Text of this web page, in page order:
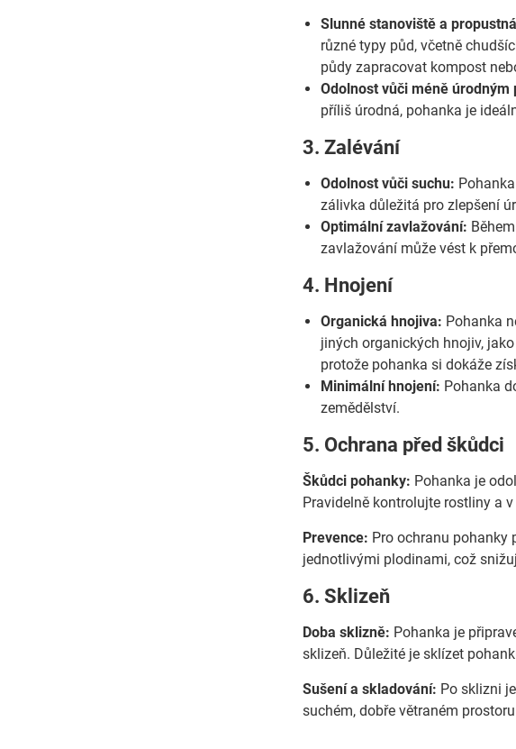
Slunné stanoviště a
různé typy půd, včetně
půdy zapracovat kompost
Odolnost vůči méně úrodným
příliš úrodná, pohanka je
3. Zalévání
Odolnost vůči suchu:
zálivka důležitá pro zlepšení
Optimální zavlažování:
zavlažování může vést k
4. Hnojení
Organická hnojiva: Pohanka
jiných organických hnojiv,
protože pohanka si dokáže
Minimální hnojení: Pohanka
zemědělství.
5. Ochrana před škůdci
Škůdci pohanky: Pohanka je
Pravidelně kontrolujte rostliny a
Prevence: Pro ochranu pohanky
jednotlivými plodinami, což
6. Sklizeň
Doba sklizně: Pohanka je
sklizeň. Důležité je sklízet
Sušení a skladování: Po sklizni
suchém, dobře větraném